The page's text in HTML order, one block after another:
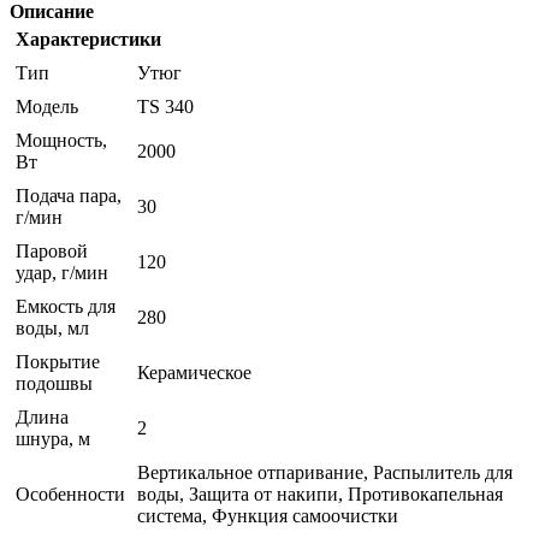
Описание
Характеристики
Тип
Утюг
Модель
TS 340
Мощность,
Вт
2000
Подача пара,
г/мин
30
Паровой
удар, г/мин
120
Емкость для
воды, мл
280
Покрытие
подошвы
Керамическое
Длина
шнура, м
2
Особенности
Вертикальное отпаривание, Распылитель для
воды, Защита от накипи, Противокапельная
система, Функция самоочистки